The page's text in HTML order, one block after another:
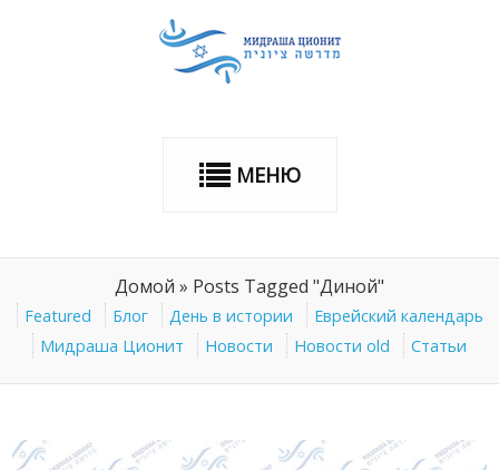
МЕНЮ
Домой » Posts Tagged "Диной"
Featured Блог День в истории
Еврейский календарь
Мидраша Ционит
Новости Новости old Статьи